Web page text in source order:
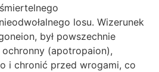
losu. Wizerunek
był powszechnie
(apotropaion),
i chronić przed wrogami, co